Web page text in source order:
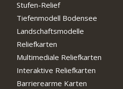
Stufen-Relief
Tiefenmodell Bodensee
Landschaftsmodelle
Reliefkarten
Multimediale Reliefkarten
Interaktive Reliefkarten
Barrierearme Karten